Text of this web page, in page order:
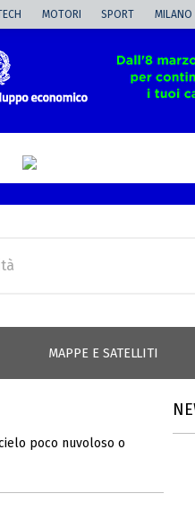
MOTORI SPORT MILANO
MAPPE E SATELLITI
poco nuvoloso o